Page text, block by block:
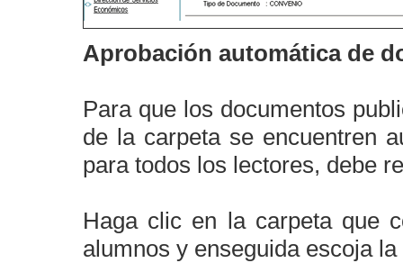
Aprobación automática de
Para que los documentos
de la carpeta se encuentren
para todos los lectores, debe
Haga clic en la carpeta que
alumnos y enseguida escoja